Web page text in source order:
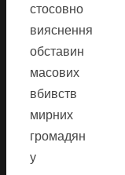
стосовно
вияснення
обставин
масових
вбивств
мирних
громадян
у